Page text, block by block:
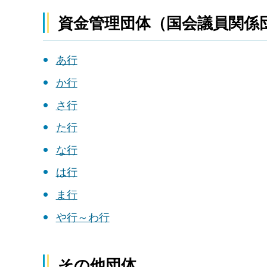
資金管理団体（国会議員関係
あ行
か行
さ行
た行
な行
は行
ま行
や行～わ行